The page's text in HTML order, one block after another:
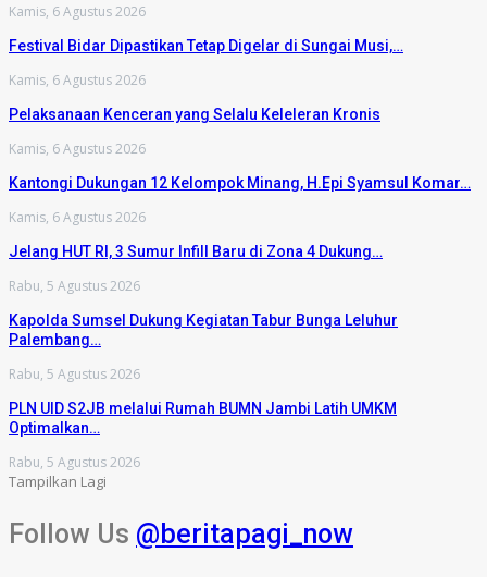
Kamis, 6 Agustus 2026
Festival Bidar Dipastikan Tetap Digelar di Sungai Musi,…
Kamis, 6 Agustus 2026
Pelaksanaan Kenceran yang Selalu Keleleran Kronis
Kamis, 6 Agustus 2026
Kantongi Dukungan 12 Kelompok Minang, H.Epi Syamsul Komar…
Kamis, 6 Agustus 2026
Jelang HUT RI, 3 Sumur Infill Baru di Zona 4 Dukung…
Rabu, 5 Agustus 2026
Kapolda Sumsel Dukung Kegiatan Tabur Bunga Leluhur
Palembang…
Rabu, 5 Agustus 2026
PLN UID S2JB melalui Rumah BUMN Jambi Latih UMKM
Optimalkan…
Rabu, 5 Agustus 2026
Tampilkan Lagi
Follow Us @beritapagi_now